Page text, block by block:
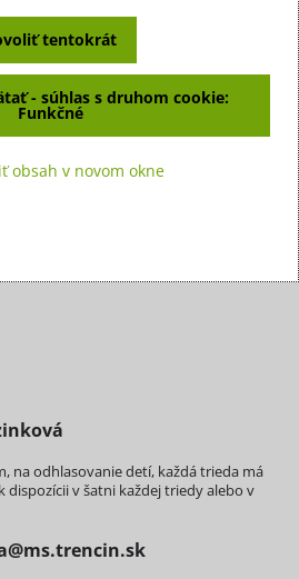
tentokrát
- súhlas s druhom cookie:
Funkčné
obsah v novom okne
na odhlasovanie detí, každá trieda má
dispozícii v šatni každej triedy alebo v